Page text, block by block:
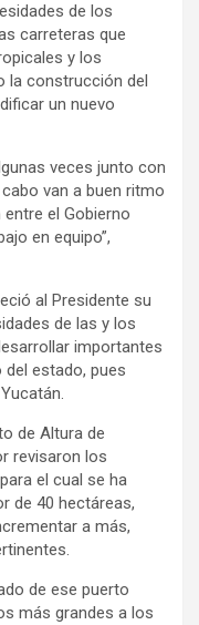
de los
carreteras que
y los
la construcción del
un nuevo
veces junto con
van a buen ritmo
el Gobierno
en equipo”,
al Presidente su
de las y los
importantes
estado, pues
de Altura de
revisaron los
el cual se ha
de 40 hectáreas,
a más,
de ese puerto
más grandes a los